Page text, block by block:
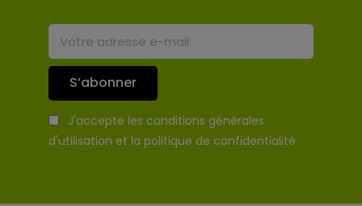
S’abonner
J'accepte les conditions générales
d'utilisation et la politique de confidentialité